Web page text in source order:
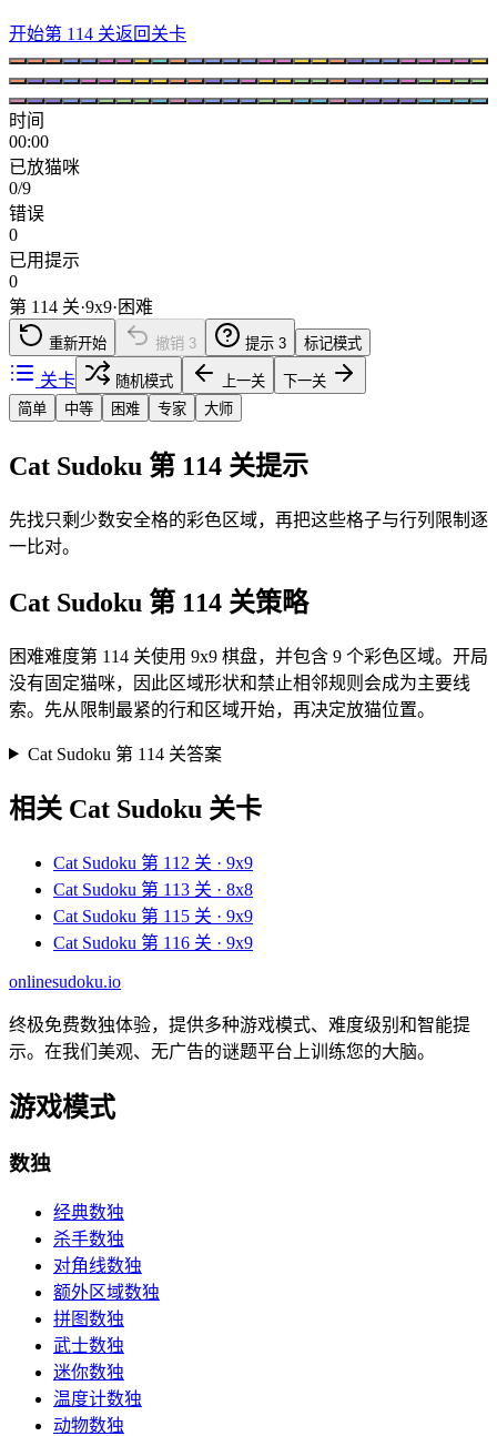
开始第 114 关返回关卡
时间
00:00
已放猫咪
0/9
错误
0
已用提示
0
第 114 关·9x9· 困难
重新开始 撤销 3 提示 3 标记模式
关卡 随机模式 上一关
下一关
简单
中等 困难 专家 大师
Cat Sudoku 第 114 关提示
先找只剩少数安全格的彩色区域，再把这些格子与行列限制逐
一比对。
Cat Sudoku 第 114 关策略
困难难度第 114 关使用 9x9 棋盘，并包含 9 个彩色区域。开局
没有固定猫咪，因此区域形状和禁止相邻规则会成为主要线
索。先从限制最紧的行和区域开始，再决定放猫位置。
Cat Sudoku 第 114 关答案
相关 Cat Sudoku 关卡
Cat Sudoku 第 112 关 · 9x9
Cat Sudoku 第 113 关 · 8x8
Cat Sudoku 第 115 关 · 9x9
Cat Sudoku 第 116 关 · 9x9
onlinesudoku.io
终极免费数独体验，提供多种游戏模式、难度级别和智能提
示。在我们美观、无广告的谜题平台上训练您的大脑。
游戏模式
数独
经典数独
杀手数独
对角线数独
额外区域数独
拼图数独
武士数独
迷你数独
温度计数独
动物数独